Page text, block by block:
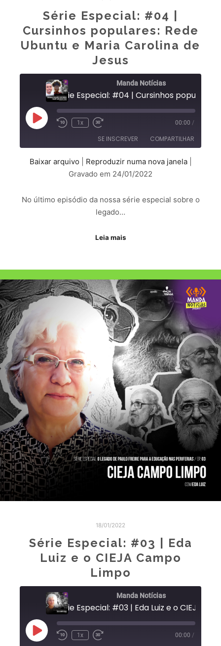
Série Especial: #04 |
Cursinhos populares: Rede
Ubuntu e Maria Carolina de
Jesus
Manda Notícias
1x 00:00 /
SE INSCREVER COMPARTILHAR
COMPARTILHAR
Baixar arquivo Reproduzir numa nova janela|
Gravado em 24/01/2022
No último episódio da nossa série especial sobre o
legado…
Leia mais
18/01/2022
Série Especial: #03 | Eda
Luiz e o CIEJA Campo
Limpo
Manda Notícias
1x 00:00 /